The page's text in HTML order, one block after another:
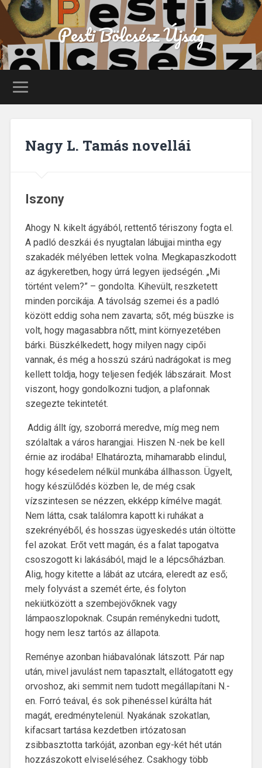
Pesti Bölcsész Újság
Nagy L. Tamás novellái
Iszony
Ahogy N. kikelt ágyából, rettentő tériszony fogta el.
A padló deszkái és nyugtalan lábujjai mintha egy
szakadék mélyében lettek volna. Megkapaszkodott
az ágykeretben, hogy úrrá legyen ijedségén. „Mi
történt velem?” – gondolta. Kihevült, reszketett
minden porcikája. A távolság szemei és a padló
között eddig soha nem zavarta; sőt, még büszke is
volt, hogy magasabbra nőtt, mint környezetében
bárki. Büszkélkedett, hogy milyen nagy cipői
vannak, és még a hosszú szárú nadrágokat is meg
kellett toldja, hogy teljesen fedjék lábszárait. Most
viszont, hogy gondolkozni tudjon, a plafonnak
szegezte tekintetét.
Addig állt így, szoborrá meredve, míg meg nem
szólaltak a város harangjai. Hiszen N.-nek be kell
érnie az irodába! Elhatározta, mihamarabb elindul,
hogy késedelem nélkül munkába állhasson. Ügyelt,
hogy készülődés közben le, de még csak
vízszintesen se nézzen, ekképp kímélve magát.
Nem látta, csak találomra kapott ki ruhákat a
szekrényéből, és hosszas ügyeskedés után öltötte
fel azokat. Erőt vett magán, és a falat tapogatva
csoszogott ki lakásából, majd le a lépcsőházban.
Alig, hogy kitette a lábát az utcára, eleredt az eső;
mely folyvást a szemét érte, és folyton
nekiütközött a szembejövőknek vagy
lámpaoszlopoknak. Csupán reménykedni tudott,
hogy nem lesz tartós az állapota.
Reménye azonban hiábavalónak látszott. Pár nap
után, mivel javulást nem tapasztalt, ellátogatott egy
orvoshoz, aki semmit nem tudott megállapítani N.-
en. Forró teával, és sok pihenéssel kúrálta hát
magát, eredménytelenül. Nyakának szokatlan,
kifacsart tartása kezdetben irtózatosan
zsibbasztotta tarkóját, azonban egy-két hét után
hozzászokott elviseléséhez. Csakhogy több